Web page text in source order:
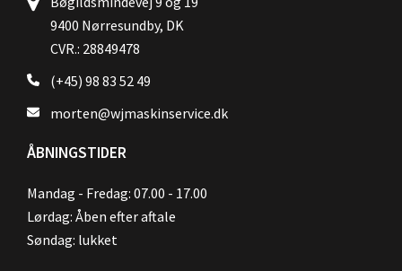
9400 Nørresundby, DK
CVR.: 28849478
(+45) 98 83 52 49
morten@wjmaskinservice.dk
ÅBNINGSTIDER
Mandag - Fredag: 07.00 - 17.00
Lørdag: Åben efter aftale
Søndag: lukket